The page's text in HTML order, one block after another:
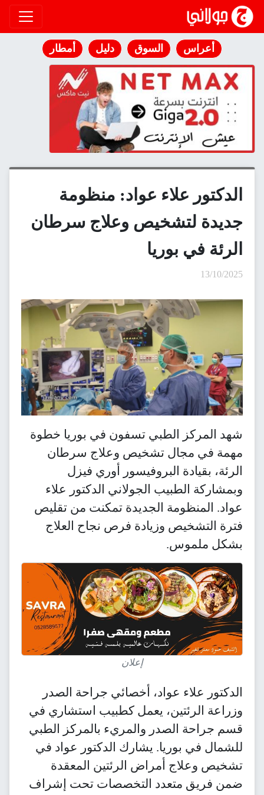
انتقل إلى المحتوى
أعراس السوق دليل أمطار
الدكتور علاء عواد: منظومة
جديدة لتشخيص وعلاج سرطان
الرئة في بوريا
13/10/2025
شهد المركز الطبي تسفون في بوريا خطوة
مهمة في مجال تشخيص وعلاج سرطان
الرئة، بقيادة البروفيسور أوري فيزل
وبمشاركة الطبيب الجولاني الدكتور علاء
عواد. المنظومة الجديدة تمكنت من تقليص
فترة التشخيص وزيادة فرص نجاح العلاج
بشكل ملموس.
إعلان
الدكتور علاء عواد، أخصائي جراحة الصدر
وزراعة الرئتين، يعمل كطبيب استشاري في
قسم جراحة الصدر والمريء بالمركز الطبي
للشمال في بوريا. يشارك الدكتور عواد في
تشخيص وعلاج أمراض الرئتين المعقدة
ضمن فريق متعدد التخصصات تحت إشراف